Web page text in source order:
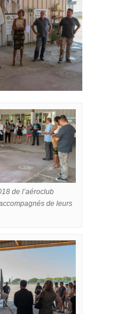
de l’aéroclub
de leurs